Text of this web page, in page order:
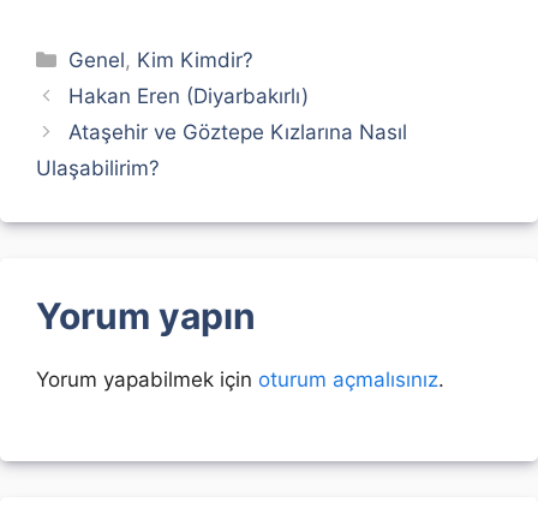
Kategoriler
Genel, Kim Kimdir?
Hakan Eren (Diyarbakırlı)
Ataşehir ve Göztepe Kızlarına Nasıl
Ulaşabilirim?
Yorum yapın
Yorum yapabilmek için oturum açmalısınız.